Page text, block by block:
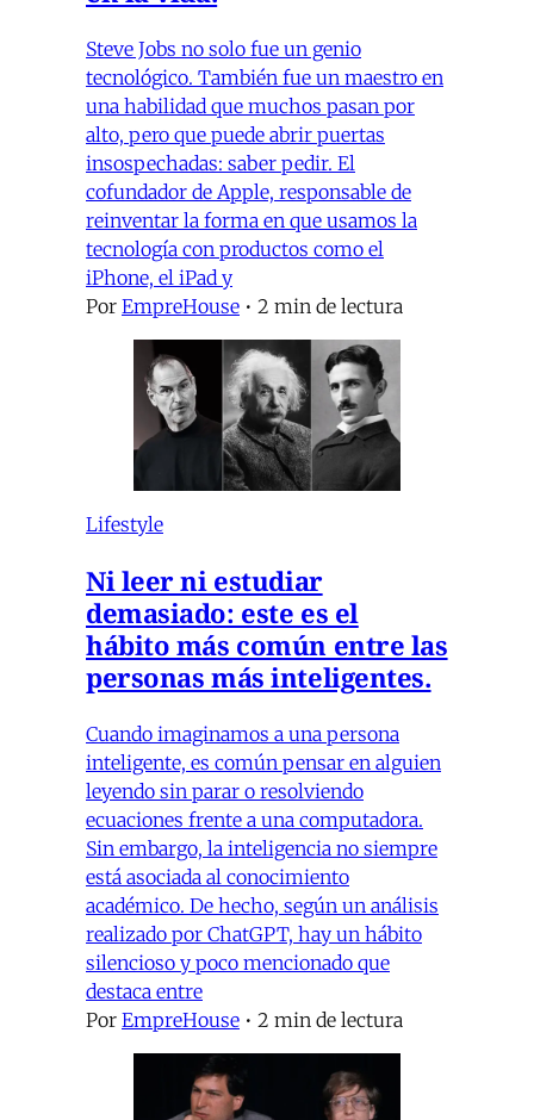
Steve Jobs no solo fue un genio
tecnológico. También fue un maestro en
una habilidad que muchos pasan por
alto, pero que puede abrir puertas
insospechadas: saber pedir. El
cofundador de Apple, responsable de
reinventar la forma en que usamos la
tecnología con productos como el
iPhone, el iPad y
Por EmpreHouse • 2 min de lectura
Lifestyle
Ni leer ni estudiar
demasiado: este es el
hábito más común entre las
personas más inteligentes.
Cuando imaginamos a una persona
inteligente, es común pensar en alguien
leyendo sin parar o resolviendo
ecuaciones frente a una computadora.
Sin embargo, la inteligencia no siempre
está asociada al conocimiento
académico. De hecho, según un análisis
realizado por ChatGPT, hay un hábito
silencioso y poco mencionado que
destaca entre
Por EmpreHouse • 2 min de lectura